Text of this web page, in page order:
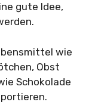
gute Idee,
wie
Obst
Schokolade